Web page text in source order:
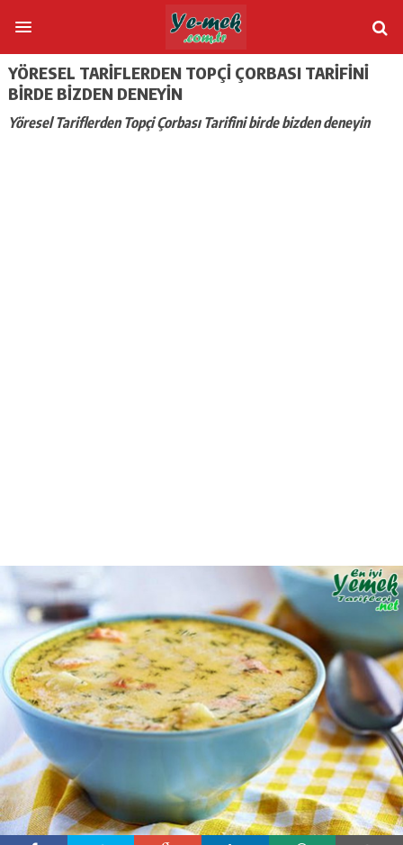
YÖRESEL TARIFLERDEN TOPÇI ÇORBASI TARIFINI
BIRDE BIZDEN DENEYIN
Yöresel Tariflerden Topçi Çorbası Tarifini birde bizden deneyin